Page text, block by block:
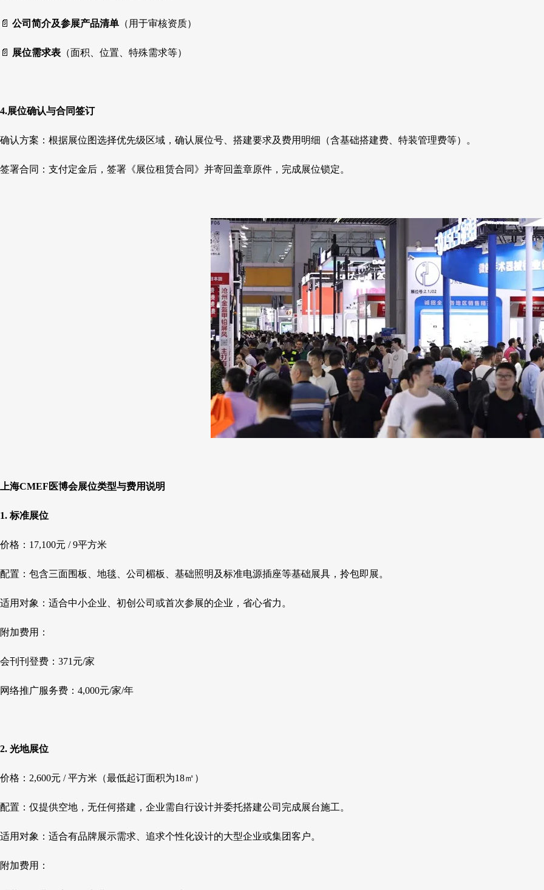
📄 ​ ​公司简介及参展产品清单​ ​（用于审核资质）
📄 ​ ​展位需求表​ ​（面积、位置、特殊需求等）
4.展位确认与合同签订
确认方案：根据展位图选择优先级区域，确认展位号、搭建要求及费用明细（含基础搭建费、特装管理费等）。
签署合同：支付定金后，签署《展位租赁合同》并寄回盖章原件，完成展位锁定。
上海CMEF医博会展位类型与费用说明
1. 标准展位
价格：17,100元 / 9平方米
配置：包含三面围板、地毯、公司楣板、基础照明及标准电源插座等基础展具，拎包即展。
适用对象：适合中小企业、初创公司或首次参展的企业，省心省力。
附加费用：
会刊刊登费：371元/家
网络推广服务费：4,000元/家/年
2. 光地展位
价格：2,600元 / 平方米（最低起订面积为18㎡）
配置：仅提供空地，无任何搭建，企业需自行设计并委托搭建公司完成展台施工。
适用对象：适合有品牌展示需求、追求个性化设计的大型企业或集团客户。
附加费用：